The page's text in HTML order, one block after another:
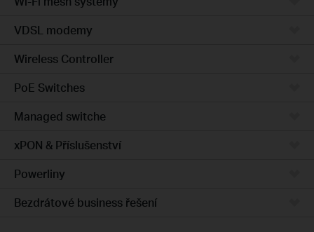
VDSL modemy
Wireless Controller
PoE Switches
Managed switche
xPON & Příslušenství
Powerliny
Bezdrátové business řešení